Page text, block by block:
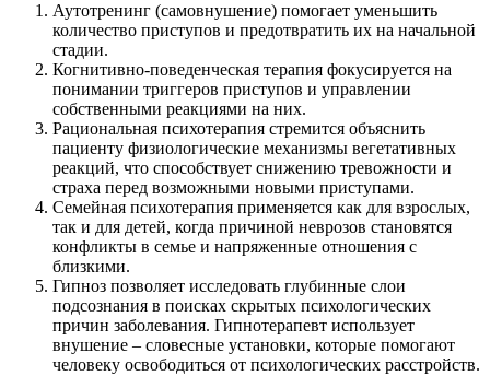
Аутотренинг (самовнушение) помогает уменьшить
количество приступов и предотвратить их на начальной
стадии.
Когнитивно-поведенческая терапия фокусируется на
понимании триггеров приступов и управлении
собственными реакциями на них.
Рациональная психотерапия стремится объяснить
пациенту физиологические механизмы вегетативных
реакций, что способствует снижению тревожности и
страха перед возможными новыми приступами.
Семейная психотерапия применяется как для взрослых,
так и для детей, когда причиной неврозов становятся
конфликты в семье и напряженные отношения с
близкими.
Гипноз позволяет исследовать глубинные слои
подсознания в поисках скрытых психологических
причин заболевания. Гипнотерапевт использует
внушение – словесные установки, которые помогают
человеку освободиться от психологических расстройств.